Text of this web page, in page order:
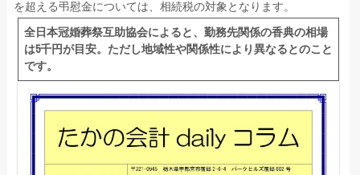
を超える弔慰金については、相続税の対象となります。
全日本冠婚葬祭互助協会によると、勤務先関係の香典の相場
は5千円が目安。ただし地域性や関係性により異なるとのこと
です。